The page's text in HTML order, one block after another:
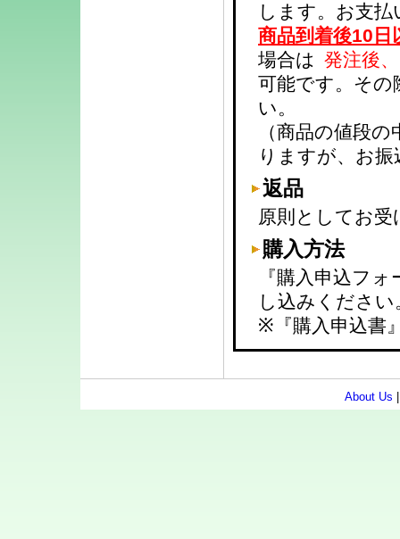
します。お支
商品到着後10日
場合は 発注後
可能です。その
い。
（商品の値段
りますが、お
返品
原則としてお
購入方法
『購入申込フ
し込みください
※『購入申込書
About Us